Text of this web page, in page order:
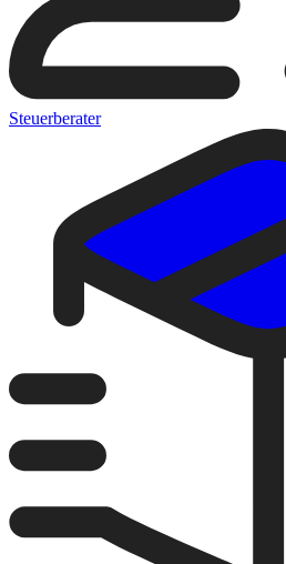
Steuerberater